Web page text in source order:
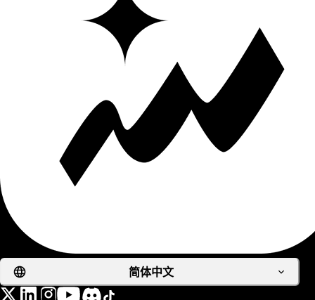
简体中文